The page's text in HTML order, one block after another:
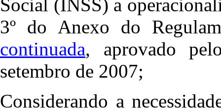
Social (INSS) a
3º do Anexo do
continuada, aprovado
setembro de 2007;
Considerando a